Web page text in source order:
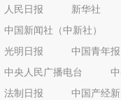
人民日报
新华社
中国新闻社（中新社）
光明日报
中国青年报
中央人民广播电台
法制日报
中国产经